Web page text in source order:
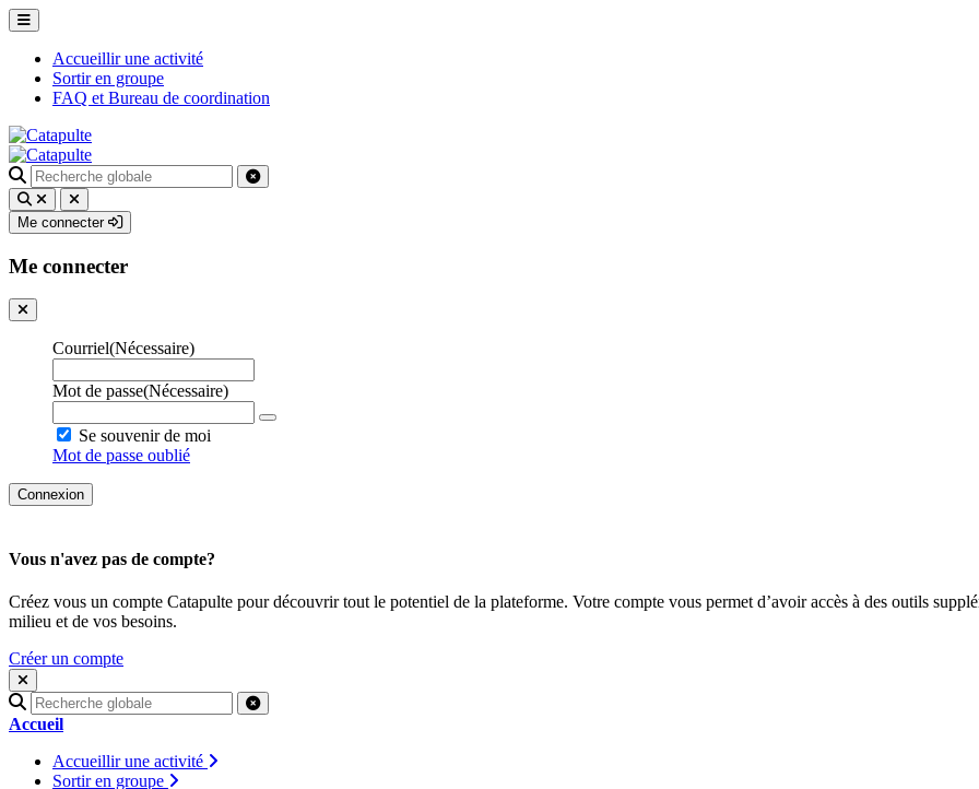
Accueillir une activité
Sortir en groupe
FAQ et Bureau de coordination
Recherche
pour
:
Me connecter
Me connecter
Courriel(Nécessaire)
Mot de passe(Nécessaire)
Se souvenir de moi
Mot de passe oublié
Vous n'avez pas de compte?
Créez vous un compte Catapulte pour découvrir tout le potentiel de la plateforme. Votre compte vous permet d’avoir accès à des outils
milieu et de vos besoins.
Créer un compte
Recherche
pour
Accueil
Accueillir une activité
Sortir en groupe